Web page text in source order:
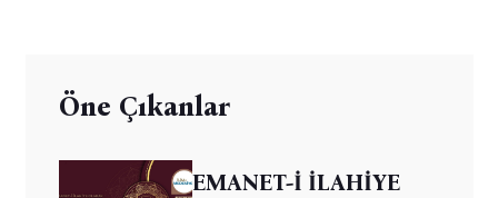
Öne Çıkanlar
EMANET-İ İLAHİYE